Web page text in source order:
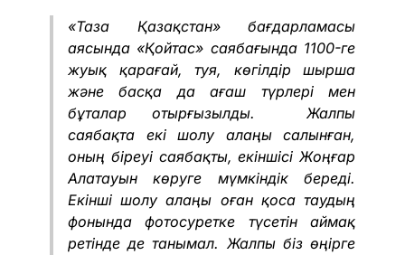
«Таза Қазақстан» бағдарламасы
аясында «Қойтас» саябағында 1100-ге
жуық қарағай, туя, көгілдір шырша
және басқа да ағаш түрлері мен
бұталар отырғызылды. Жалпы
саябақта екі шолу алаңы салынған,
оның біреуі саябақты, екіншісі Жоңғар
Алатауын көруге мүмкіндік береді.
Екінші шолу алаңы оған қоса таудың
фонында фотосуретке түсетін аймақ
ретінде де танымал. Жалпы біз өңірге